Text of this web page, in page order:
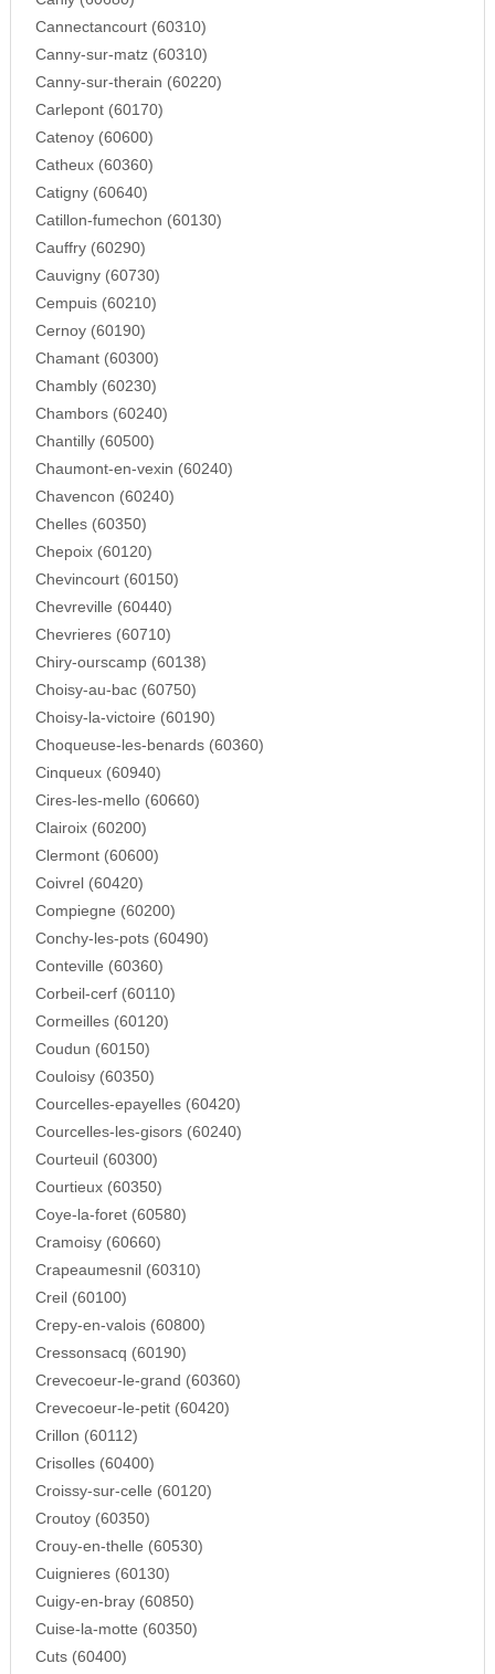
Cannectancourt (60310)
Canny-sur-matz (60310)
Canny-sur-therain (60220)
Carlepont (60170)
Catenoy (60600)
Catheux (60360)
Catigny (60640)
Catillon-fumechon (60130)
Cauffry (60290)
Cauvigny (60730)
Cempuis (60210)
Cernoy (60190)
Chamant (60300)
Chambly (60230)
Chambors (60240)
Chantilly (60500)
Chaumont-en-vexin (60240)
Chavencon (60240)
Chelles (60350)
Chepoix (60120)
Chevincourt (60150)
Chevreville (60440)
Chevrieres (60710)
Chiry-ourscamp (60138)
Choisy-au-bac (60750)
Choisy-la-victoire (60190)
Choqueuse-les-benards (60360)
Cinqueux (60940)
Cires-les-mello (60660)
Clairoix (60200)
Clermont (60600)
Coivrel (60420)
Compiegne (60200)
Conchy-les-pots (60490)
Conteville (60360)
Corbeil-cerf (60110)
Cormeilles (60120)
Coudun (60150)
Couloisy (60350)
Courcelles-epayelles (60420)
Courcelles-les-gisors (60240)
Courteuil (60300)
Courtieux (60350)
Coye-la-foret (60580)
Cramoisy (60660)
Crapeaumesnil (60310)
Creil (60100)
Crepy-en-valois (60800)
Cressonsacq (60190)
Crevecoeur-le-grand (60360)
Crevecoeur-le-petit (60420)
Crillon (60112)
Crisolles (60400)
Croissy-sur-celle (60120)
Croutoy (60350)
Crouy-en-thelle (60530)
Cuignieres (60130)
Cuigy-en-bray (60850)
Cuise-la-motte (60350)
Cuts (60400)